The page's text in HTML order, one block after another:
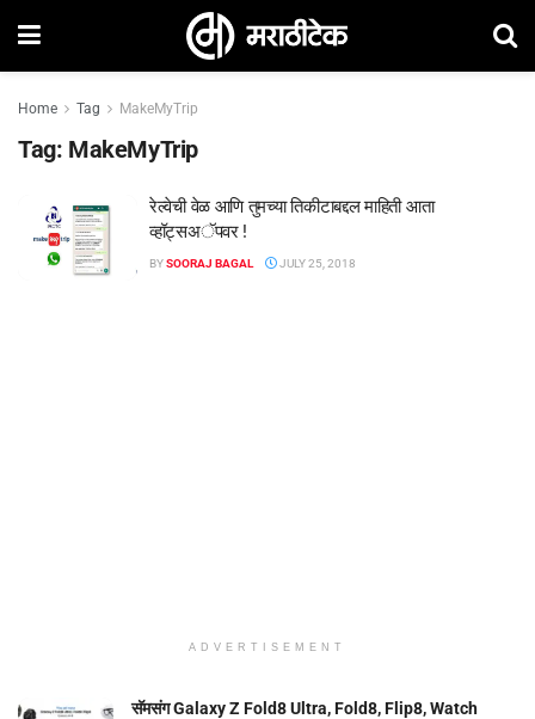
Home Tag MakeMyTrip
Tag: MakeMyTrip
रेल्वेची वेळ आणि तुमच्या तिकीटाबद्दल माहिती आता
व्हॉट्सअॅपवर !
BYSOORAJ BAGAL JULY 25, 2018
ADVERTISEMENT
सॅमसंग Galaxy Z Fold8 Ultra, Fold8, Flip8, Watch